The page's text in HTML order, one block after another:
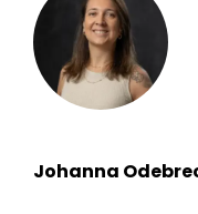
Johanna